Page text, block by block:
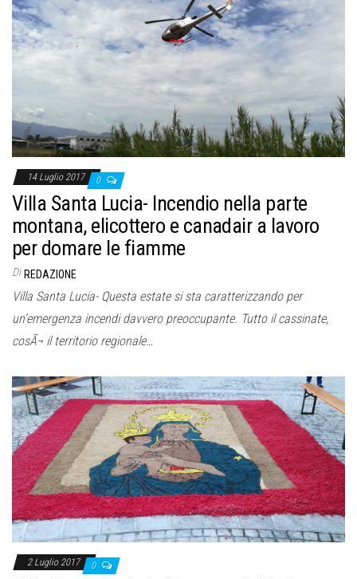
14 Luglio 2017 0
Villa Santa Lucia- Incendio nella parte
montana, elicottero e canadair a lavoro
per domare le fiamme
Di REDAZIONE
Villa Santa Lucia- Questa estate si sta caratterizzando per
un’emergenza incendi davvero preoccupante. Tutto il cassinate,
cosÃ¬ il territorio regionale…
2 Luglio 2017 0